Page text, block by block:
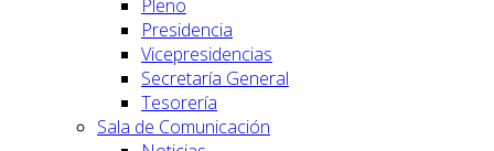
Pleno
Presidencia
Vicepresidencias
Secretaría General
Tesorería
Sala de Comunicación